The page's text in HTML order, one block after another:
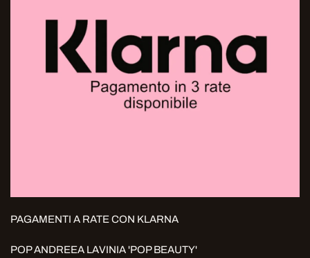
PAGAMENTI A RATE CON KLARNA
POP ANDREEA LAVINIA 'POP BEAUTY'